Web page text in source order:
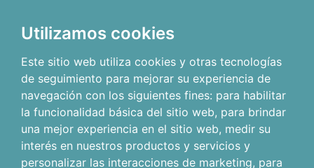
Utilizamos cookies
Este sitio web utiliza cookies y otras tecnologías
de seguimiento para mejorar su experiencia de
navegación con los siguientes fines: para habilitar
la funcionalidad básica del sitio web, para brindar
una mejor experiencia en el sitio web, medir su
interés en nuestros productos y servicios y
personalizar las interacciones de marketing, para